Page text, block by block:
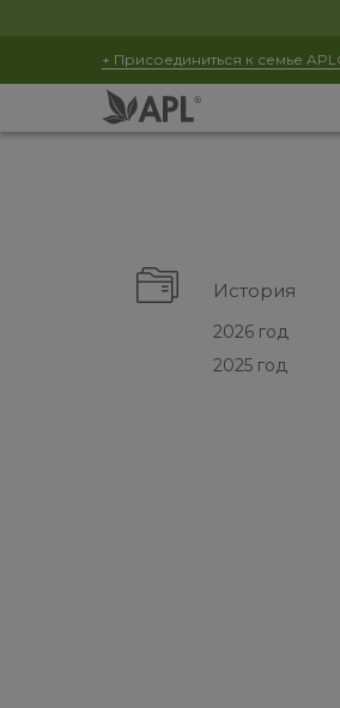
+ Присоединиться к семье
История
2026 год
2025 год